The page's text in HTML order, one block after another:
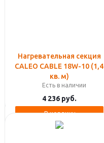
Нагревательная секция
CALEO CABLE 18W-10 (1,4
кв. м)
Есть в наличии
4 236руб.
В корзину